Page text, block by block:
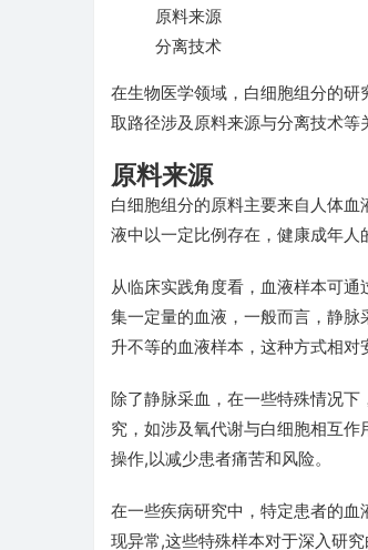
原料来源
分离技术
在生物医学领域，白细胞组分的
取路径涉及原料来源与分离技术等
原料来源
白细胞组分的原料主要来自人体
液中以一定比例存在，健康成年人
从临床实践角度看，血液样本可
集一定量的血液，一般而言，静
升不等的血液样本，这种方式相对
除了静脉采血，在一些特殊情况
究，如涉及氧代谢与白细胞相互
操作,以减少患者痛苦和风险。
在一些疾病研究中，特定患者的
现异常,这些特殊样本对于深入研